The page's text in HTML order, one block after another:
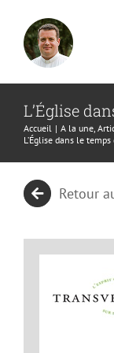
contenu
L’Église
Accueil A la une
L’Église dans le
Retour